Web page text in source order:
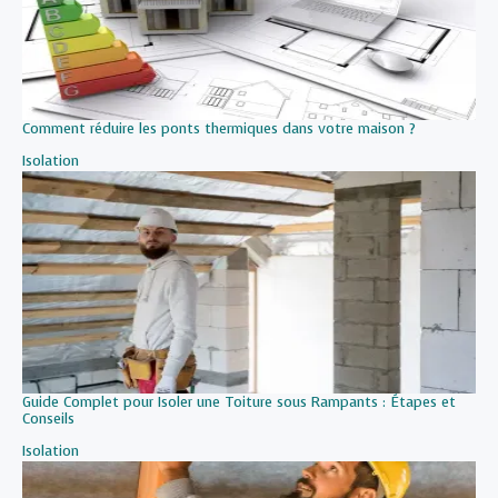
Comment réduire les ponts thermiques dans votre maison ?
Par rapport à
Isolation
Guide Complet pour Isoler une Toiture sous Rampants : Étapes et
Conseils
Par rapport à
Isolation